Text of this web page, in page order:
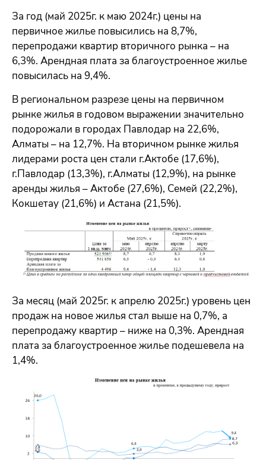
За год (май 2025г. к маю 2024г.) цены на
первичное жилье повысились на 8,7%,
перепродажи квартир вторичного рынка – на
6,3%. Арендная плата за благоустроенное жилье
повысилась на 9,4%.
В региональном разрезе цены на первичном
рынке жилья в годовом выражении значительно
подорожали в городах Павлодар на 22,6%,
Алматы – на 12,7%. На вторичном рынке жилья
лидерами роста цен стали г.Актобе (17,6%),
г.Павлодар (13,3%), г.Алматы (12,9%), на рынке
аренды жилья – Актобе (27,6%), Семей (22,2%),
Кокшетау (21,6%) и Астана (21,5%).
За месяц (май 2025г. к апрелю 2025г.) уровень цен
продаж на новое жилья стал выше на 0,7%, а
перепродажу квартир – ниже на 0,3%. Арендная
плата за благоустроенное жилье подешевела на
1,4%.